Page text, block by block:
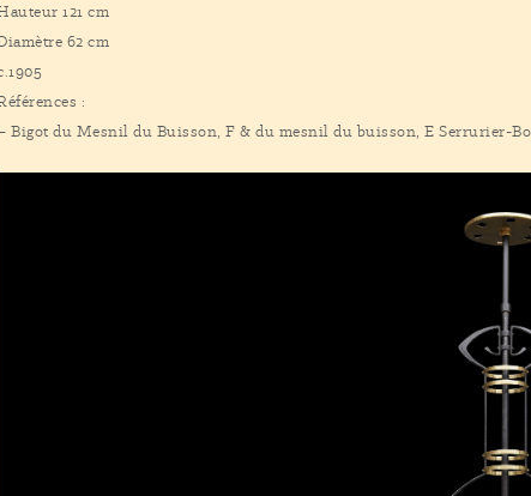
121 cm
62 cm
:
Bigot du Mesnil du Buisson, F & du mesnil du buisson, E Serrurier-